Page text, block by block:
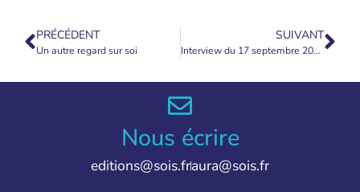
PRÉCÉDENT
Un autre regard sur soi
SUIVANT
Interview du 17 septembre 2024
Nous écrire
editions@sois.fraura@sois.fr